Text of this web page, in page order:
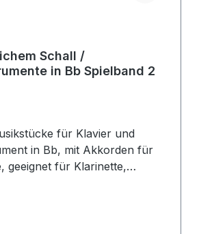
Schall /
in Bb Spielband 2
für Klavier und
in Bb, mit Akkorden für
geeignet für Klarinette,